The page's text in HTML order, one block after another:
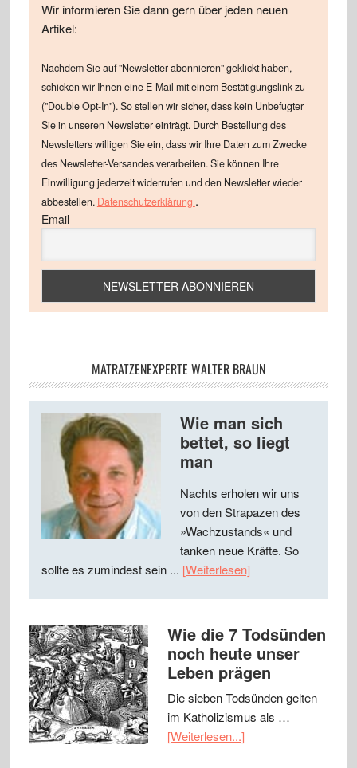
Wir informieren Sie dann gern über jeden neuen
Artikel:
Nachdem Sie auf "Newsletter abonnieren" geklickt haben,
schicken wir Ihnen eine E-Mail mit einem Bestätigungslink zu
("Double Opt-In"). So stellen wir sicher, dass kein Unbefugter
Sie in unseren Newsletter einträgt. Durch Bestellung des
Newsletters willigen Sie ein, dass wir Ihre Daten zum Zwecke
des Newsletter-Versandes verarbeiten. Sie können Ihre
Einwilligung jederzeit widerrufen und den Newsletter wieder
abbestellen. Datenschutzerklärung .
Email
MATRATZENEXPERTE WALTER BRAUN
Wie man sich
bettet, so liegt
man
Nachts erholen wir uns
von den Strapazen des
»Wachzustands« und
tanken neue Kräfte. So
sollte es zumindest sein ... [Weiterlesen]
Wie die 7 Todsünden
noch heute unser
Leben prägen
Die sieben Todsünden gelten
im Katholizismus als …
[Weiterlesen...]